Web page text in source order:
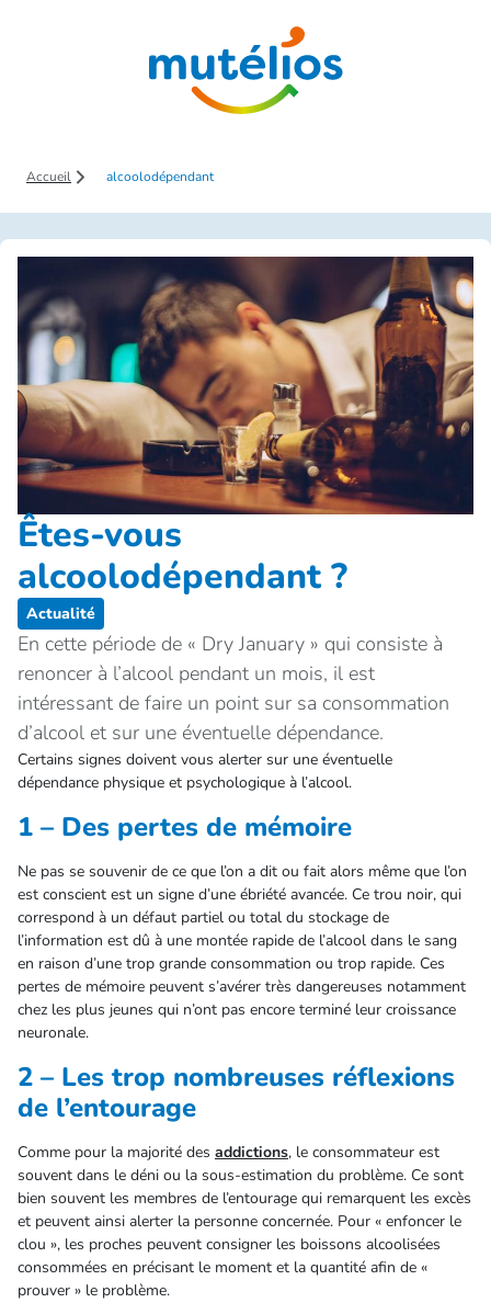
Accueil alcoolodépendant
Êtes-vous
alcoolodépendant ?
Actualité
En cette période de « Dry January » qui consiste à
renoncer à l’alcool pendant un mois, il est
intéressant de faire un point sur sa consommation
d’alcool et sur une éventuelle dépendance.
Certains signes doivent vous alerter sur une éventuelle
dépendance physique et psychologique à l’alcool.
1 – Des pertes de mémoire
Ne pas se souvenir de ce que l’on a dit ou fait alors même que l’on
est conscient est un signe d’une ébriété avancée. Ce trou noir, qui
correspond à un défaut partiel ou total du stockage de
l’information est dû à une montée rapide de l’alcool dans le sang
en raison d’une trop grande consommation ou trop rapide. Ces
pertes de mémoire peuvent s’avérer très dangereuses notamment
chez les plus jeunes qui n’ont pas encore terminé leur croissance
neuronale.
2 – Les trop nombreuses réflexions
de l’entourage
Comme pour la majorité des addictions, le consommateur est
souvent dans le déni ou la sous-estimation du problème. Ce sont
bien souvent les membres de l’entourage qui remarquent les excès
et peuvent ainsi alerter la personne concernée. Pour « enfoncer le
clou », les proches peuvent consigner les boissons alcoolisées
consommées en précisant le moment et la quantité afin de «
prouver » le problème.